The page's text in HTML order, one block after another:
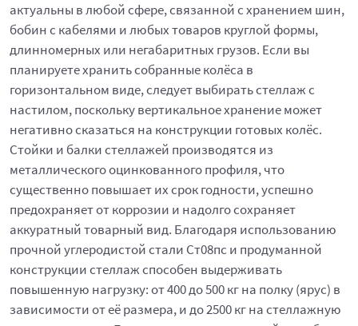
актуальны в любой сфере, связанной с хранением шин,
бобин с кабелями и любых товаров круглой формы,
длинномерных или негабаритных грузов. Если вы
планируете хранить собранные колёса в
горизонтальном виде, следует выбирать стеллаж с
настилом, поскольку вертикальное хранение может
негативно сказаться на конструкции готовых колёс.
Стойки и балки стеллажей производятся из
металлического оцинкованного профиля, что
существенно повышает их срок годности, успешно
предохраняет от коррозии и надолго сохраняет
аккуратный товарный вид. Благодаря использованию
прочной углеродистой стали Ст08пс и продуманной
конструкции стеллаж способен выдерживать
повышенную нагрузку: от 400 до 500 кг на полку (ярус) в
зависимости от её размера, и до 2500 кг на стеллажную